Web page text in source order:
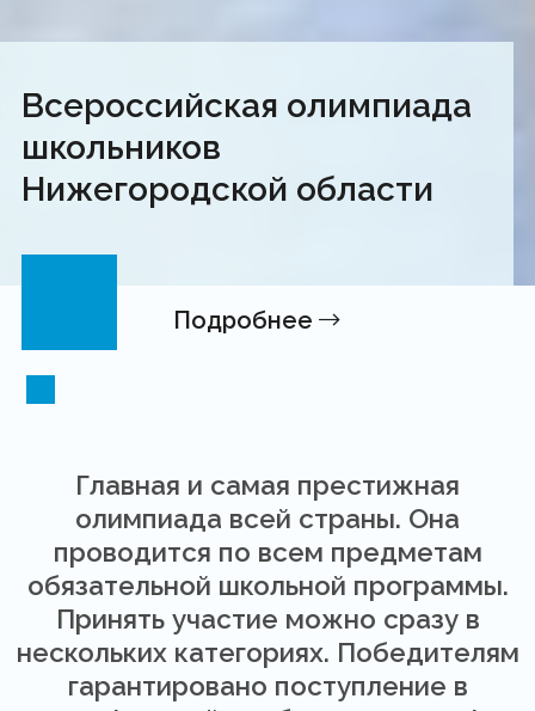
Всероссийская олимпиада
школьников
Нижегородской области
Подробнее
Главная и самая престижная
олимпиада всей страны. Она
проводится по всем предметам
обязательной школьной программы.
Принять участие можно сразу в
нескольких категориях. Победителям
гарантировано поступление в